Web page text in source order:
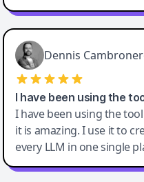
Dennis
I have been using the
I have been using the
it is amazing. I use it to
every LLM in one single